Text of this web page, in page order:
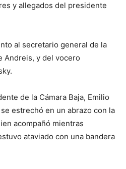
y allegados del presidente
al secretario general de la
Andreis, y del vocero
de la Cámara Baja, Emilio
estrechó en un abrazo con la
acompañó mientras
ataviado con una bandera